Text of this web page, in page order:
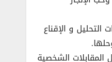
التحليل و الإقناع
المقابلات الشخصية